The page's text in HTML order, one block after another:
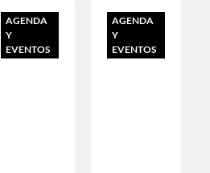
AGENDA
Y
EVENTOS
AGENDA
Y
EVENTOS